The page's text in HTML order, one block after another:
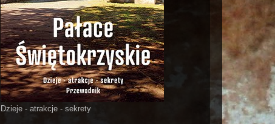
Dzieje - atrakcje - sekrety